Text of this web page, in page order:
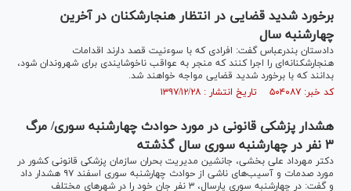
برخورد شدید قضایی در انتظار هنجارشکنان در آخرین
چهارشنبه سال
دادستان بندرعباس گفت: افرادی که با سوءنیت قصد دارند اقدامات
هنجارشکنانه‌ای را اجرا کنند که منجر به عواقب ناخوشایندی برای شهروندان شود،
بدانند که با برخورد شدید قضایی مواجه خواهند شد.
کد خبر: ۵۰۴۰۸۷ تاریخ انتشار : ۱۳۹۷/۱۲/۲۸
هشدار پزشکی قانونی در مورد حوادث چهارشنبه سوری/ مرگ
۳ نفر در چهارشنبه سوری سال گذشته
دکتر مهرداد علی بخشی، جانشین مدیریت بحران سازمان پزشکی قانونی کشور در
مورد صدمات و آسیب‌های ناشی از حوادث چهارشنبه سوری اسفند ۹۷ هشدار داد
و گفت: در چهارشنبه سوری پارسال، ۳ نفر جان خود را در شهر‌های مختلف